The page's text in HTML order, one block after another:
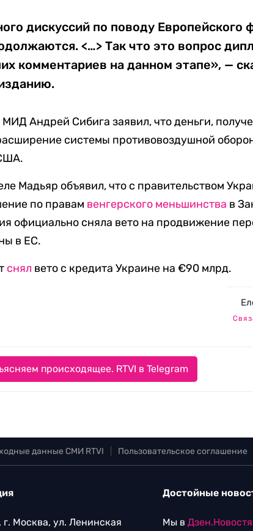
дискуссий по поводу Европейского
<…> Так что это вопрос
комментариев на данном этапе», —
МИД Андрей Сибига заявил, что деньги,
системы противовоздушной
Мадьяр объявил, что с правительством
по правам венгерского меньшинства в
официально сняла вето на продвижение
в ЕС.
снял вето с кредита Украине на €90 млрд.
происходящее. RTVI в Telegram
данные СМИ RTVI Пользовательское соглашение
г. Москва, ул. Ленинская
Достойные
Мы в